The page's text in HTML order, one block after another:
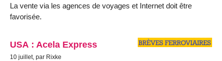
La vente via les agences de voyages et Internet doit être
favorisée.
USA : Acela Express
10 juillet, par Rixke